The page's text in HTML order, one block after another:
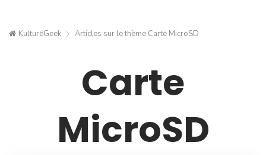
KultureGeek Articles sur le thème Carte MicroSD
Carte
MicroSD